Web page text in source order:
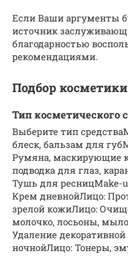
Если Ваши аргументы
источник
благодарностью
рекомендациями.
Подбор
Тип косметического
Выберите тип
блеск, бальзам для
Румяна, маскирующие
подводка для глаз,
Тушь для ресницMake-
Крем дневнойЛицо:
зрелой кожиЛицо:
молочко, лосьоны,
Удаление
ночнойЛицо: Тонеры,